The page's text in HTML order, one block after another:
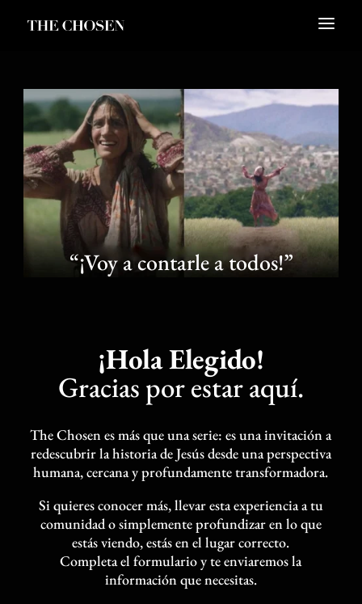
APOYAR
“¡Voy a contarle a todos!”
¡Hola Elegido!
Gracias por estar aquí.
The Chosen es más que una serie: es una invitación a
redescubrir la historia de Jesús desde una perspectiva
humana, cercana y profundamente transformadora.
Si quieres conocer más, llevar esta experiencia a tu
comunidad o simplemente profundizar en lo que
estás viendo, estás en el lugar correcto.
Completa el formulario y te enviaremos la
información que necesitas.